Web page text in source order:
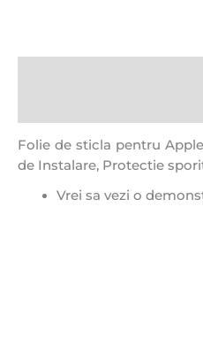
Folie de sticla pentru
de Instalare, Protectie
Vrei sa vezi o